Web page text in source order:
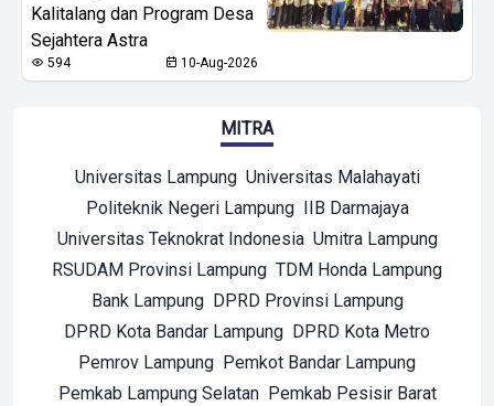
Kalitalang dan Program Desa
Sejahtera Astra
594 10-Aug-2026
MITRA
Universitas Lampung Universitas Malahayati
Politeknik Negeri Lampung
IIB Darmajaya
Universitas Teknokrat Indonesia Umitra Lampung
RSUDAM Provinsi Lampung TDM Honda Lampung
Bank Lampung
DPRD Provinsi Lampung
DPRD Kota Bandar Lampung DPRD Kota Metro
Pemrov Lampung Pemkot Bandar Lampung
Pemkab Lampung Selatan
Pemkab Pesisir Barat